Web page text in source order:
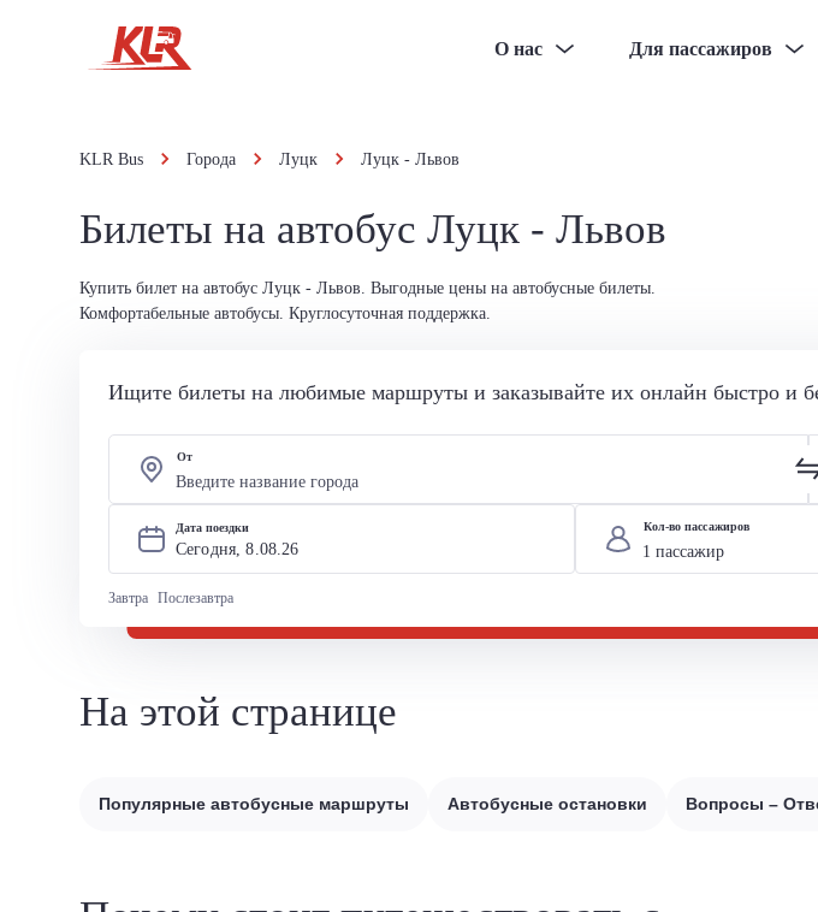
О нас Для пассажиров
KLR Bus Города Луцк Луцк - Львов
Билеты на автобус Луцк - Львов
Купить билет на автобус Луцк - Львов. Выгодные цены на автобусные билеты.
Комфортабельные автобусы. Круглосуточная поддержка.
Ищите билеты на любимые маршруты и заказывайте их онлайн быстро и
От
Дата поездки
Сегодня, 8.08.26
Завтра Послезавтра
Кол-во пассажиров
На этой странице
Популярные автобусные маршруты Автобусные остановки Вопросы –